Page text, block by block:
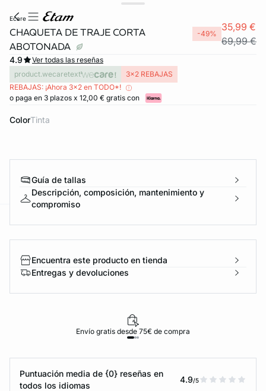
ecare
CHAQUETA DE TRAJE CORTA
ABOTONADA
-49%
35,99 €
69,99 €
4.9
Ver todas las reseñas
product.wecaretext
3x2 REBAJAS
REBAJAS: ¡Ahora 3x2 en TODO*!
o paga en 3 plazos x 12,00 € gratis con
Color tinta
Guía de tallas
Descripción, composición, mantenimiento y
compromiso
Encuentra este producto en tienda
Entregas y devoluciones
Envío gratis desde 75€ de compra
Puntuación media de {0} reseñas en
todos los idiomas
4.9/5